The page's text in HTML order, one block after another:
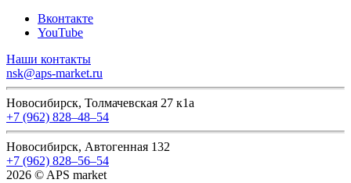
Вконтакте
YouTube
Наши контакты
nsk@aps-market.ru
Новосибирск, Толмачевская 27 к1а
+7 (962) 828‒48‒54
Новосибирск, Автогенная 132
+7 (962) 828‒56‒54
2026 © APS market